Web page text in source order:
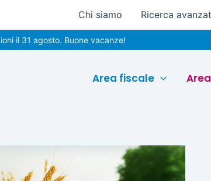
Chi siamo Ricerca
il 31 agosto. Buone vacanze!
Area fiscale